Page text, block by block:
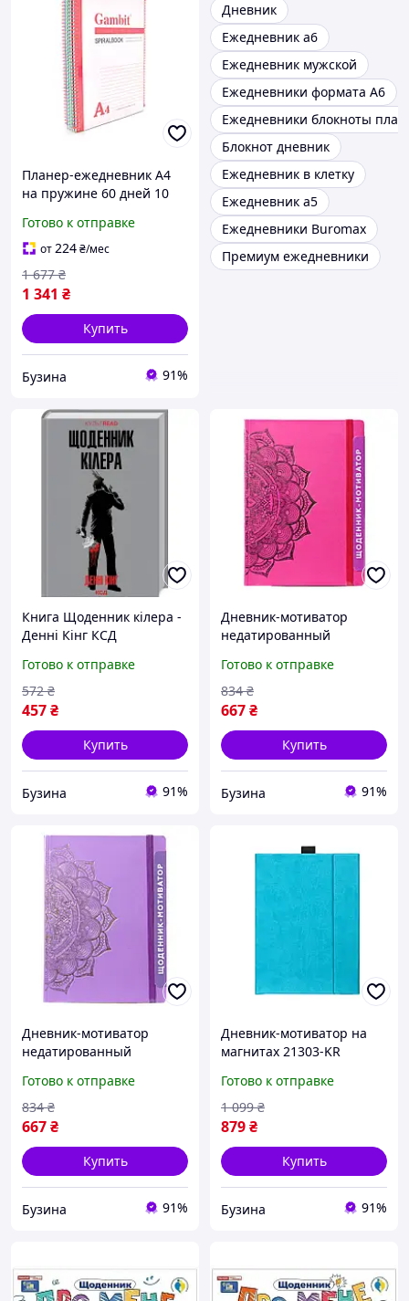
Планер-ежедневник А4
на пружине 60 дней 10
Готово к отправке
от224₴/мес
1 341 ₴
1 677 ₴
Купить
Бузина 91%
Дневник
Ежедневник а6
Ежедневник мужской
Ежедневники формата А6
Ежедневники блокноты
Блокнот дневник
Ежедневник в клетку
Ежедневник а5
Ежедневники Buromax
Премиум ежедневники
Книга Щоденник кілера -
Денні Кінг КСД
Готово к отправке
457₴
572 ₴
Купить
Бузина 91%
Дневник-мотиватор
недатированный
цвет" 21203-KR
Нанокрафт в книжном
переплете buzyna
Готово к отправке
667₴
834 ₴
Купить
Бузина 91%
Дневник-мотиватор
недатированный
цвет" 21204-KR
Нанокрафт в книжном
переплете buzyna
Готово к отправке
667₴
834 ₴
Купить
Бузина 91%
Дневник-мотиватор на
магнитах 21303-KR
книжном переплете
buzyna
Готово к отправке
879₴
1 099 ₴
Купить
Бузина 91%